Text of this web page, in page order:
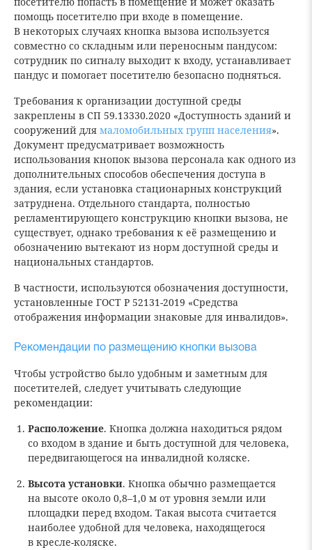
помощь посетителю при входе в помещение.
В некоторых случаях кнопка вызова используется
совместно со складным или переносным пандусом:
сотрудник по сигналу выходит к входу, устанавливает
пандус и помогает посетителю безопасно подняться.
Требования к организации доступной среды
закреплены в СП 59.13330.2020 «Доступность зданий и
сооружений для маломобильных групп населения».
Документ предусматривает возможность
использования кнопок вызова персонала как одного из
дополнительных способов обеспечения доступа в
здания, если установка стационарных конструкций
затруднена. Отдельного стандарта, полностью
регламентирующего конструкцию кнопки вызова, не
существует, однако требования к её размещению и
обозначению вытекают из норм доступной среды и
национальных стандартов.
В частности, используются обозначения доступности,
установленные ГОСТ Р 52131-2019 «Средства
отображения информации знаковые для инвалидов».
Рекомендации по размещению кнопки вызова
Чтобы устройство было удобным и заметным для
посетителей, следует учитывать следующие
рекомендации:
Расположение. Кнопка должна находиться рядом
со входом в здание и быть доступной для человека,
передвигающегося на инвалидной коляске.
Высота установки. Кнопка обычно размещается
на высоте около 0,8–1,0 м от уровня земли или
площадки перед входом. Такая высота считается
наиболее удобной для человека, находящегося
в кресле-коляске.